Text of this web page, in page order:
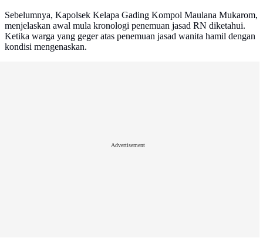
Sebelumnya, Kapolsek Kelapa Gading Kompol Maulana Mukarom,
menjelaskan awal mula kronologi penemuan jasad RN diketahui.
Ketika warga yang geger atas penemuan jasad wanita hamil dengan
kondisi mengenaskan.
Advertisement